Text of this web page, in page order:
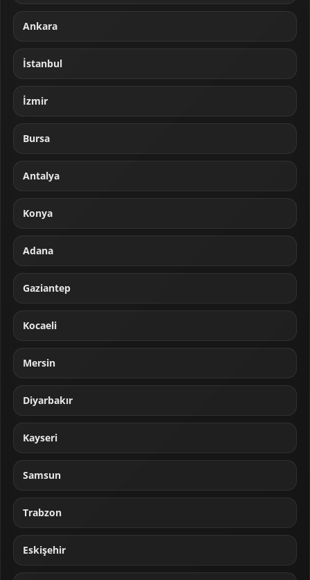
Ankara
İstanbul
İzmir
Bursa
Antalya
Konya
Adana
Gaziantep
Kocaeli
Mersin
Diyarbakır
Kayseri
Samsun
Trabzon
Eskişehir